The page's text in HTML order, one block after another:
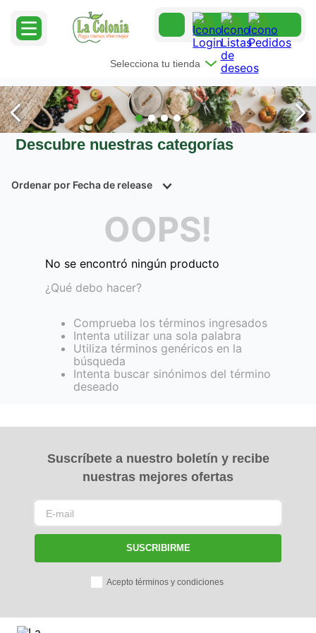
Selecciona tu tienda
Descubre nuestras categorías
Ordenar por Fecha de release
OOPS!
No se encontró ningún producto
¿Qué debo hacer?
Comprueba los términos ingresados
Intenta utilizar una sola palabra
Utiliza términos genéricos en la
búsqueda
Intenta buscar sinónimos del término
deseado
Suscríbete a nuestro boletín y recibe
nuestras mejores ofertas
SUSCRIBIRME
Acepto términos y condiciones